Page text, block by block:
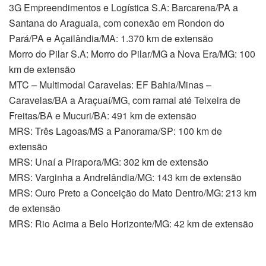
3G Empreendimentos e Logística S.A: Barcarena/PA a
Santana do Araguaia, com conexão em Rondon do
Pará/PA e Açailândia/MA: 1.370 km de extensão
Morro do Pilar S.A: Morro do Pilar/MG a Nova Era/MG: 100
km de extensão
MTC – Multimodal Caravelas: EF Bahia/Minas –
Caravelas/BA a Araçuaí/MG, com ramal até Teixeira de
Freitas/BA e Mucuri/BA: 491 km de extensão
MRS: Três Lagoas/MS a Panorama/SP: 100 km de
extensão
MRS: Unaí a Pirapora/MG: 302 km de extensão
MRS: Varginha a Andrelândia/MG: 143 km de extensão
MRS: Ouro Preto a Conceição do Mato Dentro/MG: 213 km
de extensão
MRS: Rio Acima a Belo Horizonte/MG: 42 km de extensão